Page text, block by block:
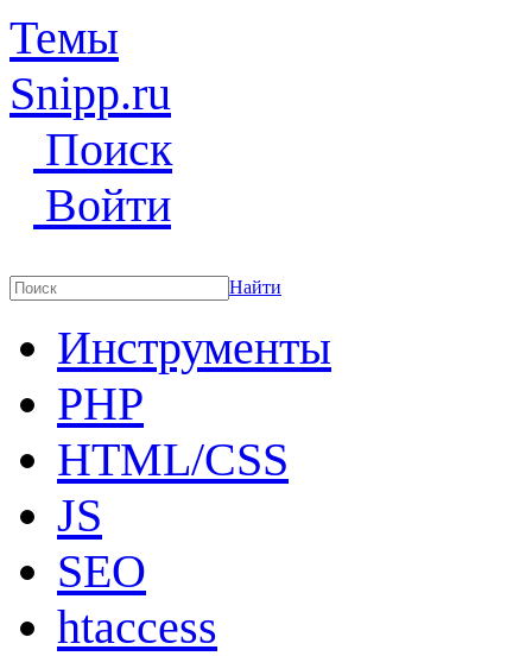
Темы
Snipp.ru
Поиск
Войти
Найти
Инструменты
PHP
HTML/CSS
JS
SEO
htaccess